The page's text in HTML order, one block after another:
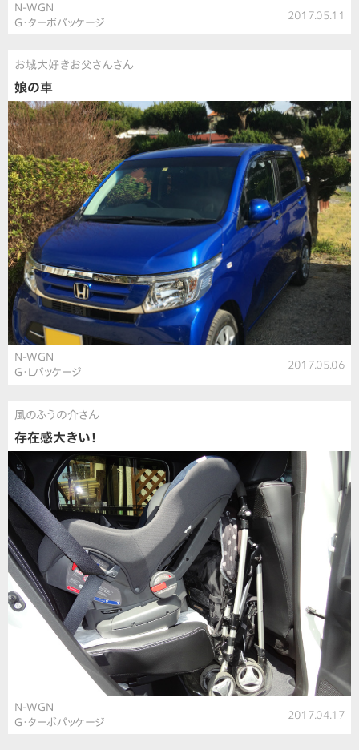
N-WGN
G・ターボパッケージ
2017.05.11
お城大好きお父さんさん
娘の車
N-WGN
G・Lパッケージ
2017.05.06
風のふうの介さん
存在感大きい！
N-WGN
G・ターボパッケージ
2017.04.17